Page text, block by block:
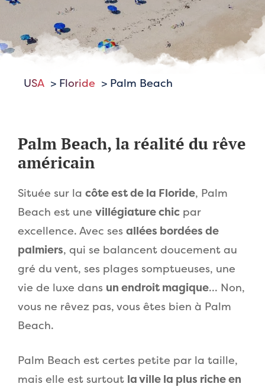
USA Floride Palm Beach
Palm Beach, la réalité du rêve
américain
Située sur la côte est de la Floride, Palm
Beach est une villégiature chic par
excellence. Avec ses allées bordées de
palmiers, qui se balancent doucement au
gré du vent, ses plages somptueuses, une
vie de luxe dans un endroit magique… Non,
vous ne rêvez pas, vous êtes bien à Palm
Beach.
Palm Beach est certes petite par la taille,
mais elle est surtout la ville la plus riche en